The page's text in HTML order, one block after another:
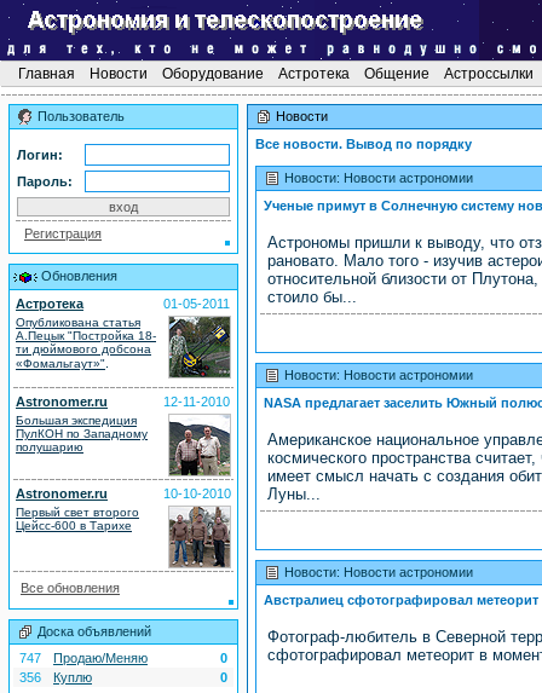
Главная Новости Оборудование Астротека Общение Астроссылки
Пользователь
Логин:
Пароль:
Регистрация
Обновления
Астротека
01-05-2011
Опубликована статья
А.Пецык "Постройка 18-
ти дюймового добсона
«Фомальгаут»"
Astronomer.ru 12-11-2010
Большая экспедиция
ПулКОН по Западному
полушарию
Astronomer.ru 10-10-2010
Первый свет второго
Цейсс-600 в Тарихе
Все обновления
Доска объявлений
747
Продаю/Меняю
0
356
Куплю 0
Новости
Все новости. Вывод по порядку
Новости: Новости астрономии
Ученые примут в Солнечную систему
Астрономы пришли к выводу, что
рановато. Мало того - изучив
относительной близости от
стоило бы...
Новости: Новости астрономии
NASA предлагает заселить Южный
Американское национальное
космического пространства
имеет смысл начать с создания
Луны...
Новости: Новости астрономии
Австралиец сфотографировал метеорит
Фотограф-любитель в Северной
сфотографировал метеорит в